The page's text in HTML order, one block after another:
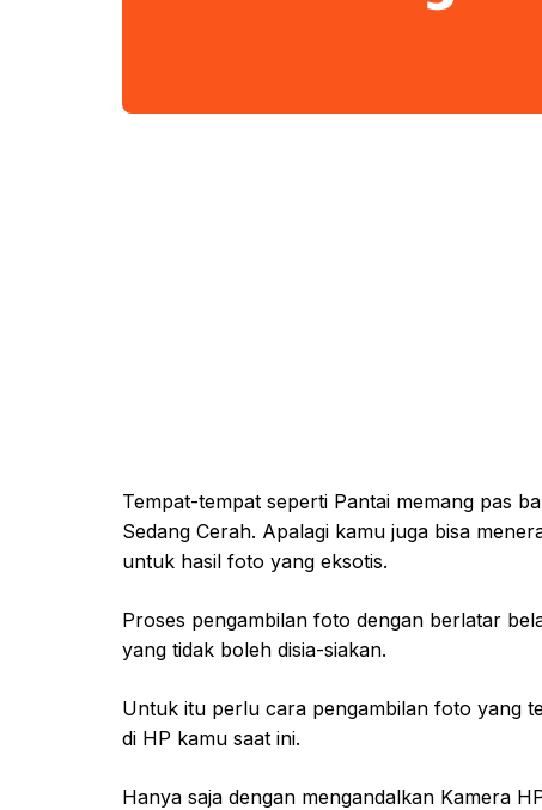
Tempat-tempat seperti Pantai memang pas
Sedang Cerah. Apalagi kamu juga bisa
untuk hasil foto yang eksotis.
Proses pengambilan foto dengan berlatar
yang tidak boleh disia-siakan.
Untuk itu perlu cara pengambilan foto yang
di HP kamu saat ini.
Hanya saja dengan mengandalkan Kamera